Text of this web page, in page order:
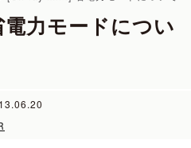
力モードについ